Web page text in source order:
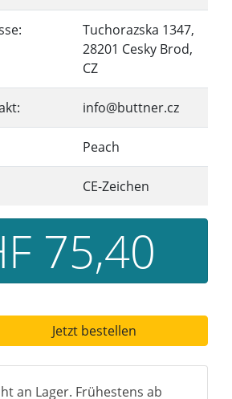
Tuchorazska 1347,
28201 Cesky Brod,
CZ
info@buttner.cz
Peach
CE-Zeichen
75,40
Jetzt bestellen
an Lager. Frühestens ab